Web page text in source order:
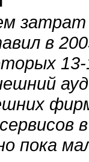
затрат
в
пока